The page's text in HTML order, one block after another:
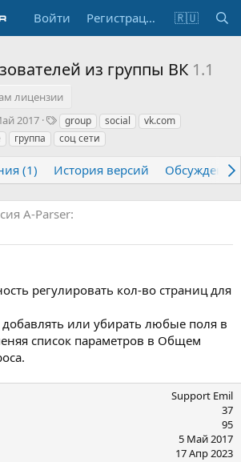
Войти Регистрация 🇷🇺
из группы ВК 1.1
лицензии
2017
Т
е
г
group social
vk.com
группа соц сети
(1) История версий Обсуждение
A-Parser
регулировать кол-во страниц для
или убирать любые поля в
список параметров в Общем
Support Emil
37
95
5 Май 2017
17 Апр 2023